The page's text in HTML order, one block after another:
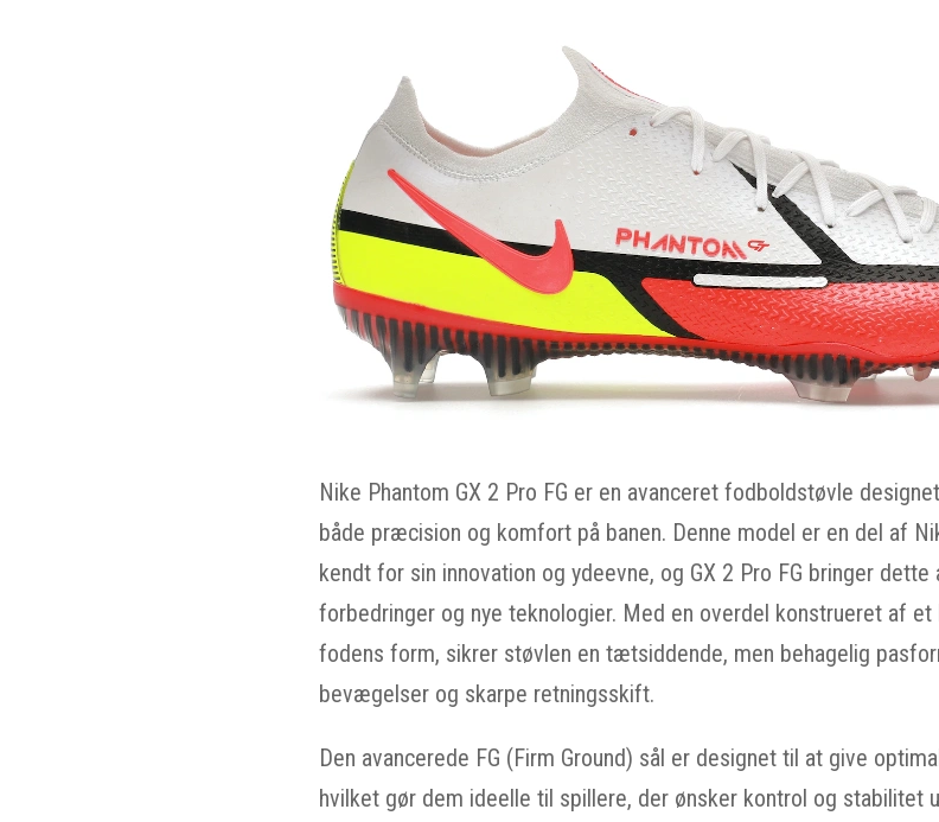
Nike Phantom GX 2 Pro FG er en avanceret fodboldstøvle
både præcision og komfort på banen. Denne model er en del af
kendt for sin innovation og ydeevne, og GX 2 Pro FG bringer
forbedringer og nye teknologier. Med en overdel konstrueret af
fodens form, sikrer støvlen en tætsiddende, men behagelig
bevægelser og skarpe retningsskift.
Den avancerede FG (Firm Ground) sål er designet til at give
hvilket gør dem ideelle til spillere, der ønsker kontrol og stabilitet